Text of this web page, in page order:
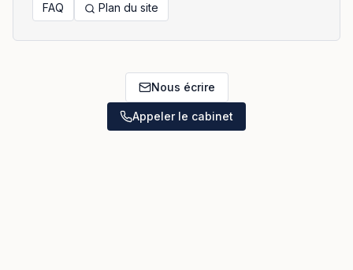
FAQ
Plan du site
Nous écrire
Appeler le cabinet